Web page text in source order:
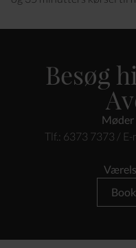
Besøg
Møder
Tlf.: 6373 7373 / E-